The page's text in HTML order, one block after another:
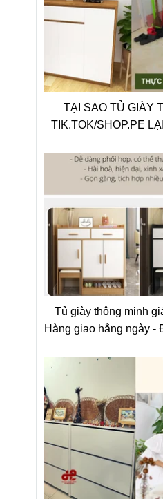
TẠI SAO TỦ GIÀY
TIK.TOK/SHOP.PE
Tủ giày thông minh
Hàng giao hằng ngày -